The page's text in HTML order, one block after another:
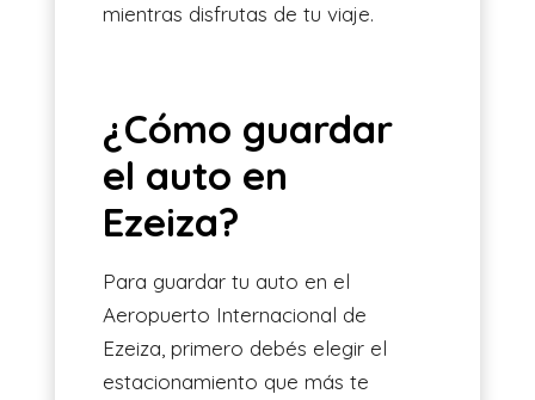
mientras disfrutas de tu viaje.
¿Cómo guardar
el auto en
Ezeiza?
Para guardar tu auto en el
Aeropuerto Internacional de
Ezeiza, primero debés elegir el
estacionamiento que más te